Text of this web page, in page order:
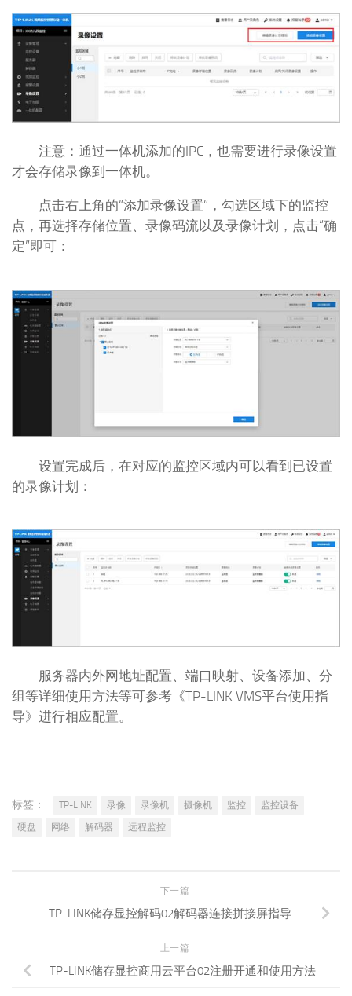
注意：通过一体机添加的IPC，也需要进行录像设置
才会存储录像到一体机。
点击右上角的“添加录像设置”，勾选区域下的监控
点，再选择存储位置、录像码流以及录像计划，点击“确
定”即可：
设置完成后，在对应的监控区域内可以看到已设置
的录像计划：
服务器内外网地址配置、端口映射、设备添加、分
组等详细使用方法等可参考《TP-LINK VMS平台使用指
导》进行相应配置。
标签： TP-LINK 录像 录像机 摄像机 监控
监控设备
硬盘
网络 解码器 远程监控
下一篇
TP-LINK储存显控解码02解码器连接拼接屏指导
上一篇
TP-LINK储存显控商用云平台02注册开通和使用方法